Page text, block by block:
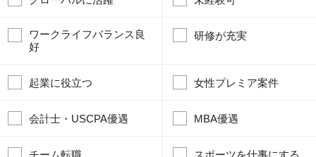
ワークライフバランス良
好
研修が充実
起業に役立つ 女性プレミア案件
会計士・USCPA優遇 MBA優遇
チーム転職 スポーツを仕事にする